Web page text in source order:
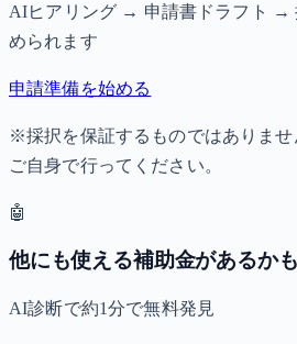
AIヒアリング → 申請書ドラフト →
められます
申請準備を始める
※採択を保証するものではありま
ご自身で行ってください。
🤖
他にも使える補助金があるか
AI診断で約1分で無料発見